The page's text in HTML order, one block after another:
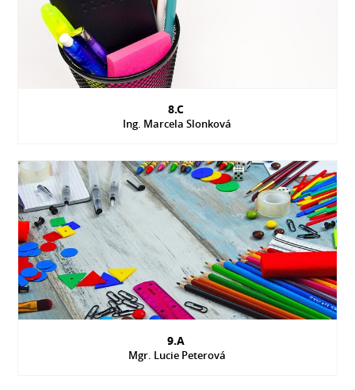
8.C
Ing. Marcela Slonková
9.A
Mgr. Lucie Peterová